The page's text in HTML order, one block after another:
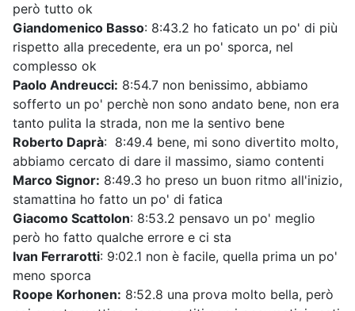
però tutto ok
Giandomenico Basso: 8:43.2 ho faticato un po' di più
rispetto alla precedente, era un po' sporca, nel
complesso ok
Paolo Andreucci: 8:54.7 non benissimo, abbiamo
sofferto un po' perchè non sono andato bene, non era
tanto pulita la strada, non me la sentivo bene
Roberto Daprà: 8:49.4 bene, mi sono divertito molto,
abbiamo cercato di dare il massimo, siamo contenti
Marco Signor: 8:49.3 ho preso un buon ritmo all'inizio,
stamattina ho fatto un po' di fatica
Giacomo Scattolon: 8:53.2 pensavo un po' meglio
però ho fatto qualche errore e ci sta
Ivan Ferrarotti: 9:02.1 non è facile, quella prima un po'
meno sporca
Roope Korhonen: 8:52.8 una prova molto bella, però